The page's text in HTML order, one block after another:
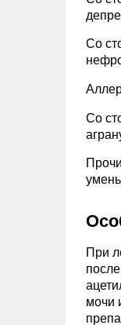
Со
Со
При
мочи